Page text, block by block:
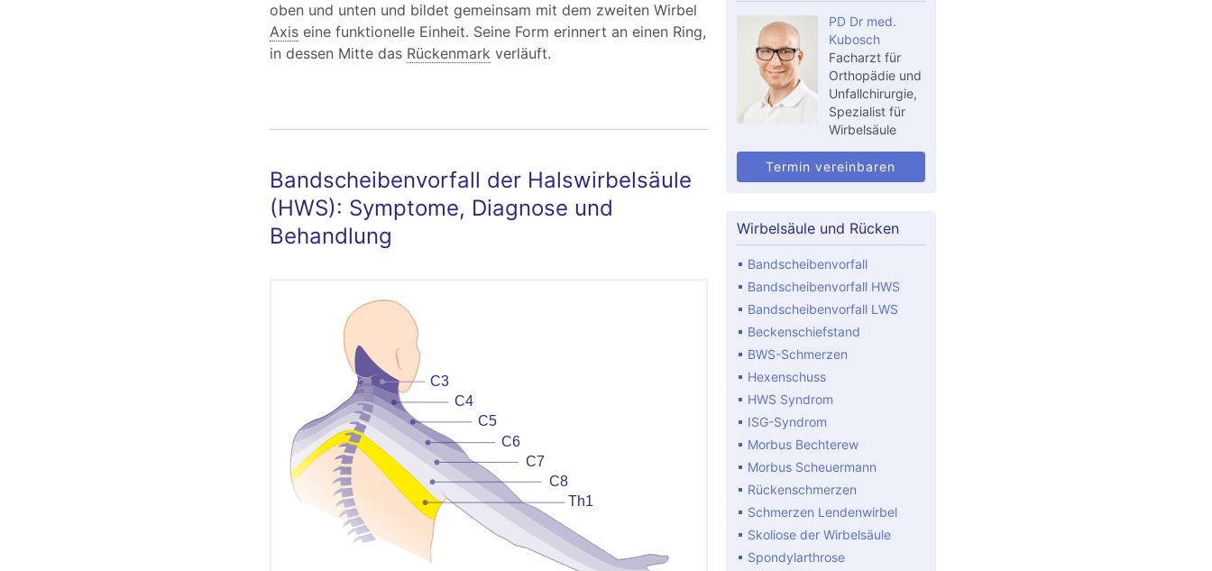
oben und unten und bildet gemeinsam mit dem zweiten Wirbel
Axiseine funktionelle Einheit. Seine Form erinnert an einen Ring,
in dessen Mitte das Rückenmarkverläuft.
Bandscheibenvorfall der Halswirbelsäule
(HWS): Symptome, Diagnose und
Behandlung
PD Dr med.
Kubosch
Facharzt für
Orthopädie und
Unfallchirurgie,
Spezialist für
Wirbelsäule
Termin vereinbaren
Wirbelsäule und Rücken
Bandscheibenvorfall
Bandscheibenvorfall HWS
Bandscheibenvorfall LWS
Beckenschiefstand
BWS-Schmerzen
Hexenschuss
HWS Syndrom
ISG-Syndrom
Morbus Bechterew
Morbus Scheuermann
Rückenschmerzen
Schmerzen Lendenwirbel
Skoliose der Wirbelsäule
Spondylarthrose